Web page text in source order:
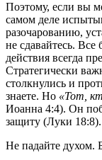
Поэтому, если вы
самом деле
разочарованию,
не сдавайтесь.
действия всегда
Стратегически
столкнулись и
знаете. Но «Тот,
Иоанна 4:4). Он
защиту (Луки 18:8).
Не падайте духом.